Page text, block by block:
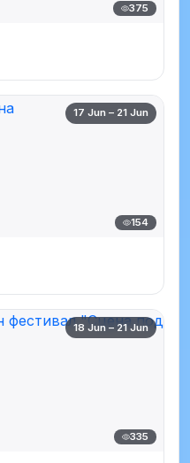
375
17 Jun – 21 Jun
154
18 Jun – 21 Jun
335